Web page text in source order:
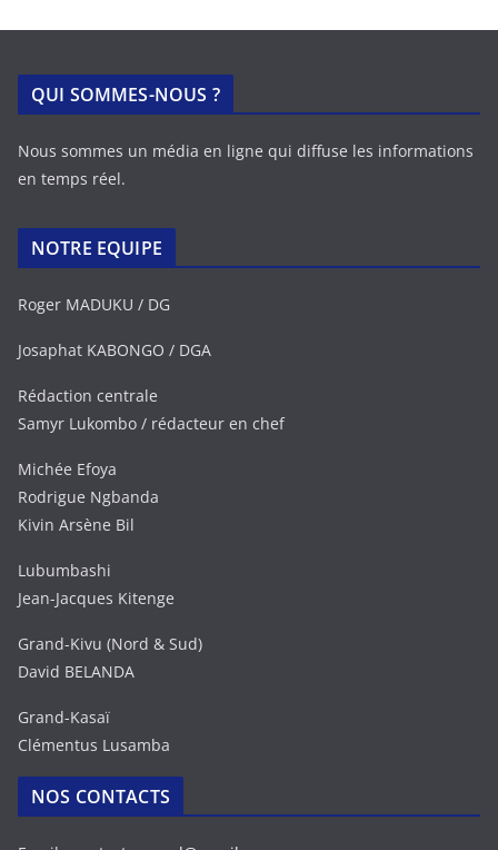
QUI SOMMES-NOUS ?
Nous sommes un média en ligne qui diffuse les informations
en temps réel.
NOTRE EQUIPE
Roger MADUKU / DG
Josaphat KABONGO / DGA
Rédaction centrale
Samyr Lukombo / rédacteur en chef
Michée Efoya
Rodrigue Ngbanda
Kivin Arsène Bil
Lubumbashi
Jean-Jacques Kitenge
Grand-Kivu (Nord & Sud)
David BELANDA
Grand-Kasaï
Clémentus Lusamba
NOS CONTACTS